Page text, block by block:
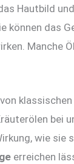
Hautbild
können das
Manche
bei
wie sie
erreichen